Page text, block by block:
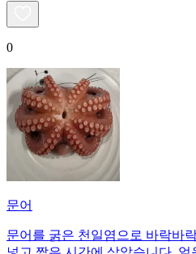
0
문어
문어를 굵은 천일염으로 바락바